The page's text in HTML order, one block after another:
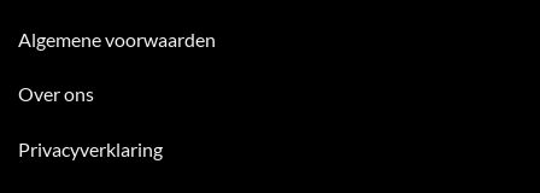
Algemene voorwaarden
Over ons
Privacyverklaring